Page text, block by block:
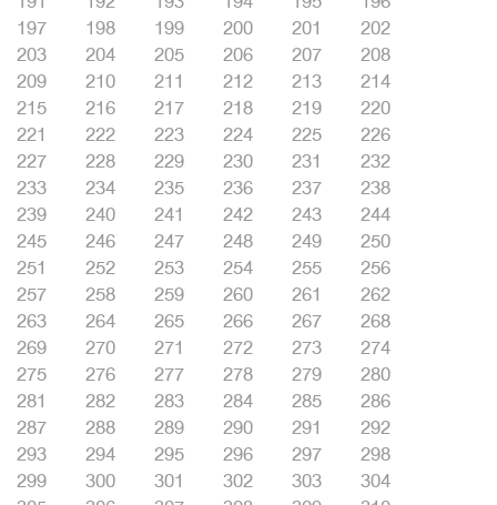
197
198 199 200 201
202
203
204 205 206 207
208
209
210 211 212 213
214
215
216 217 218 219
220
221
222 223 224 225
226
227
228 229 230 231
232
233
234 235 236 237
238
239
240 241 242 243
244
245
246 247 248 249
250
251
252 253 254 255
256
257
258 259 260 261
262
263
264 265 266 267
268
269
270 271 272 273
274
275
276 277 278 279
280
281
282 283 284 285
286
287
288 289 290 291
292
293
294 295 296 297
298
299
300 301 302 303
304